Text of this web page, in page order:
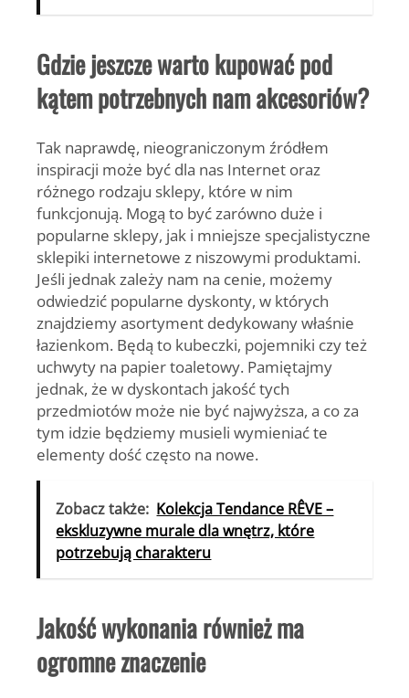
Gdzie jeszcze warto kupować pod
kątem potrzebnych nam akcesoriów?
Tak naprawdę, nieograniczonym źródłem
inspiracji może być dla nas Internet oraz
różnego rodzaju sklepy, które w nim
funkcjonują. Mogą to być zarówno duże i
popularne sklepy, jak i mniejsze specjalistyczne
sklepiki internetowe z niszowymi produktami.
Jeśli jednak zależy nam na cenie, możemy
odwiedzić popularne dyskonty, w których
znajdziemy asortyment dedykowany właśnie
łazienkom. Będą to kubeczki, pojemniki czy też
uchwyty na papier toaletowy. Pamiętajmy
jednak, że w dyskontach jakość tych
przedmiotów może nie być najwyższa, a co za
tym idzie będziemy musieli wymieniać te
elementy dość często na nowe.
Zobacz także: Kolekcja Tendance RÊVE –
ekskluzywne murale dla wnętrz, które
potrzebują charakteru
Jakość wykonania również ma
ogromne znaczenie